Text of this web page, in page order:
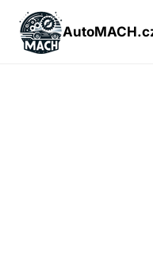
Přeskočit
obsah